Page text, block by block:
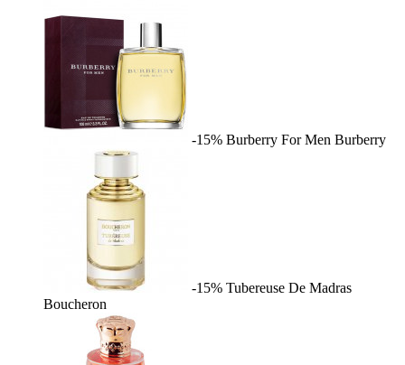
-15% Burberry For Men Burberry
-15% Tubereuse De Madras
Boucheron